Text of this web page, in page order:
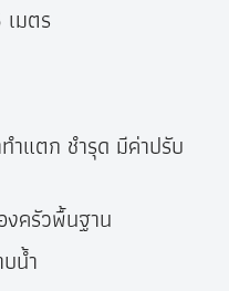
มตร
ำแตก ชำรุด มีค่าปรับ
งครัวพื้นฐาน
น้ำ